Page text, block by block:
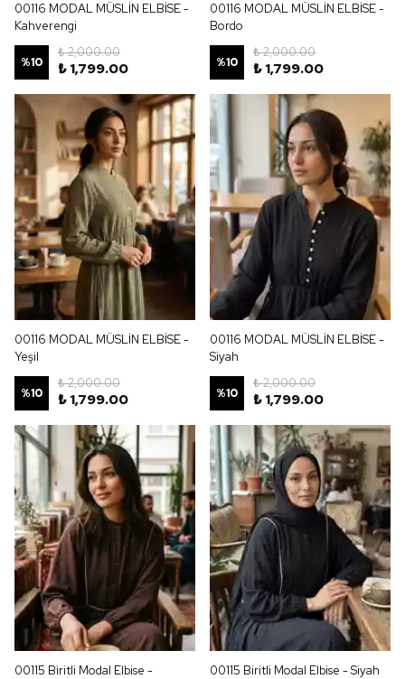
00116 MODAL MÜSLİN ELBİSE -
Kahverengi
%10
₺ 2,000.00
₺ 1,799.00
00116 MODAL MÜSLİN ELBİSE -
Bordo
%10
₺ 2,000.00
₺ 1,799.00
00116 MODAL MÜSLİN ELBİSE -
Yeşil
%10
₺ 2,000.00
₺ 1,799.00
00116 MODAL MÜSLİN ELBİSE -
Siyah
%10
₺ 2,000.00
₺ 1,799.00
00115 Biritli Modal Elbise -
00115 Biritli Modal Elbise - Siyah